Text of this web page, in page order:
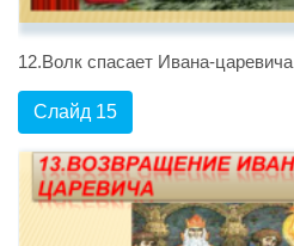
12.Волк спасает Ивана-царевича
Слайд 15